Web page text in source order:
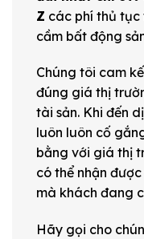
Z các phí thủ tục
cầm bất động
Chúng tôi cam
đúng giá thị
tài sản. Khi đến
luôn luôn cố
bằng với giá thị
có thể nhận
mà khách đang
Hãy gọi cho